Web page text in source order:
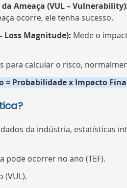
Ameaça (VUL –
ocorre, ele tenha sucesso.
Loss Magnitude): Mede o
para calcular o risco,
= Probabilidade x Impacto
da indústria, estatísticas
pode ocorrer no ano (TEF).
(VUL).